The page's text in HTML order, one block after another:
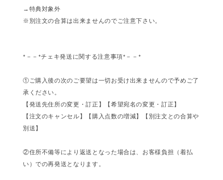
→特典対象外
※別注文の合算は出来ませんのでご注意下さい。
*－－*チェキ発送に関する注意事項*－－*
①ご購入後の次のご要望は一切お受け出来ませんので予めご了
承ください。
【発送先住所の変更・訂正】【希望宛名の変更・訂正】
【注文のキャンセル】【購入点数の増減】【別注文との合算や
別送】
②住所不備等により返送となった場合は、お客様負担（着払
い）での再発送となります。